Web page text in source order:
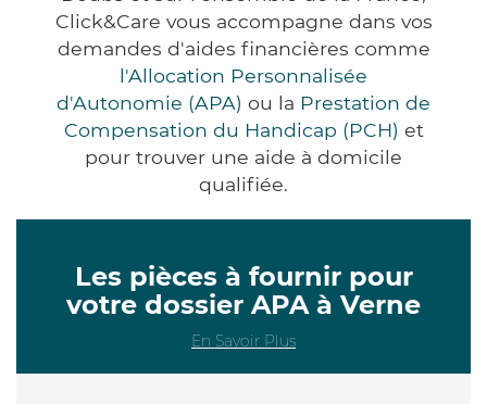
Click&Care vous accompagne dans vos
demandes d'aides financières comme
l'Allocation Personnalisée
d'Autonomie (APA) ou la Prestation de
Compensation du Handicap (PCH) et
pour trouver une aide à domicile
qualifiée.
Les pièces à fournir pour
votre dossier APA à Verne
En Savoir Plus